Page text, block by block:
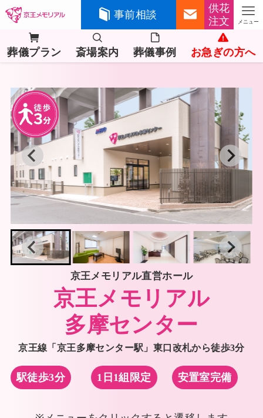
事前相談
供花
注文
メニュー
葬儀プラン 斎場案内 葬儀事例 お急ぎの方へ
京王メモリアル直営ホール
京王メモリアル
多摩センター
京王線「京王多摩センター駅」東口改札から徒歩3分
駅徒歩3分 1日1組限定 安置室完備